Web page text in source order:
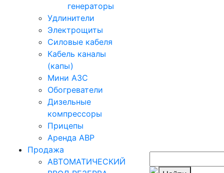
генераторы
Удлинители
Электрощиты
Силовые кабеля
Кабель каналы
(капы)
Мини АЗС
Обогреватели
Дизельные
компрессоры
Прицепы
Аренда АВР
Продажа
АВТОМАТИЧЕСКИЙ